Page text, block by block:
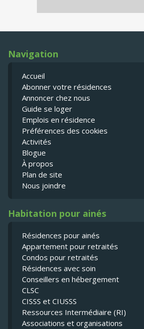
Navigation
Accueil
Abonner votre résidences
Annoncer chez nous
Guide se loger
Emplois en résidence
Préférences des cookies
Activités
Blogue
À propos
Plan de site
Nous joindre
Habitation pour ainés
Résidences pour ainés
Appartement pour retraités
Condos pour retraités
Résidences avec soin
Conseillers en hébergement
CLSC
CISSS et CIUSSS
Ressources Intermédiaire (RI)
Associations et organisations